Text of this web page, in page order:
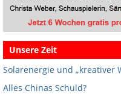
Unsere Zeit
Solarenergie und „kreativer
Alles Chinas Schuld?